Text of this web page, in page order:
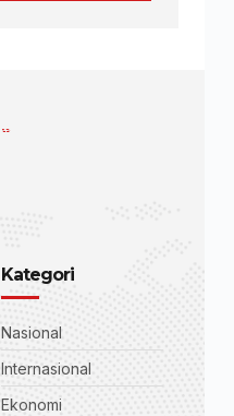
Kategori
Nasional
Internasional
Ekonomi